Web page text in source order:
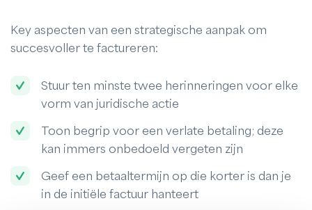
Key aspecten van een strategische aanpak om
succesvoller te factureren:
Stuur ten minste twee herinneringen voor elke
vorm van juridische actie
Toon begrip voor een verlate betaling; deze
kan immers onbedoeld vergeten zijn
Geef een betaaltermijn op die korter is dan je
in de initiële factuur hanteert